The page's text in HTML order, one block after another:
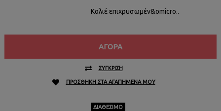
Κολιέ επιχρυσωμέν&omicro..
ΑΓΟΡΆ
ΣΎΓΚΡΙΣΗ
ΠΡΟΣΘΉΚΗ ΣΤΑ ΑΓΑΠΗΜΈΝΑ ΜΟΥ
ΔΙΑΘΈΣΙΜΟ